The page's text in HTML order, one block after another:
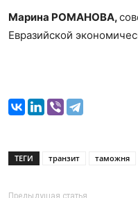
Марина РОМАНОВА,
Евразийской
ТЕГИ транзит таможня
Предыдущая статья